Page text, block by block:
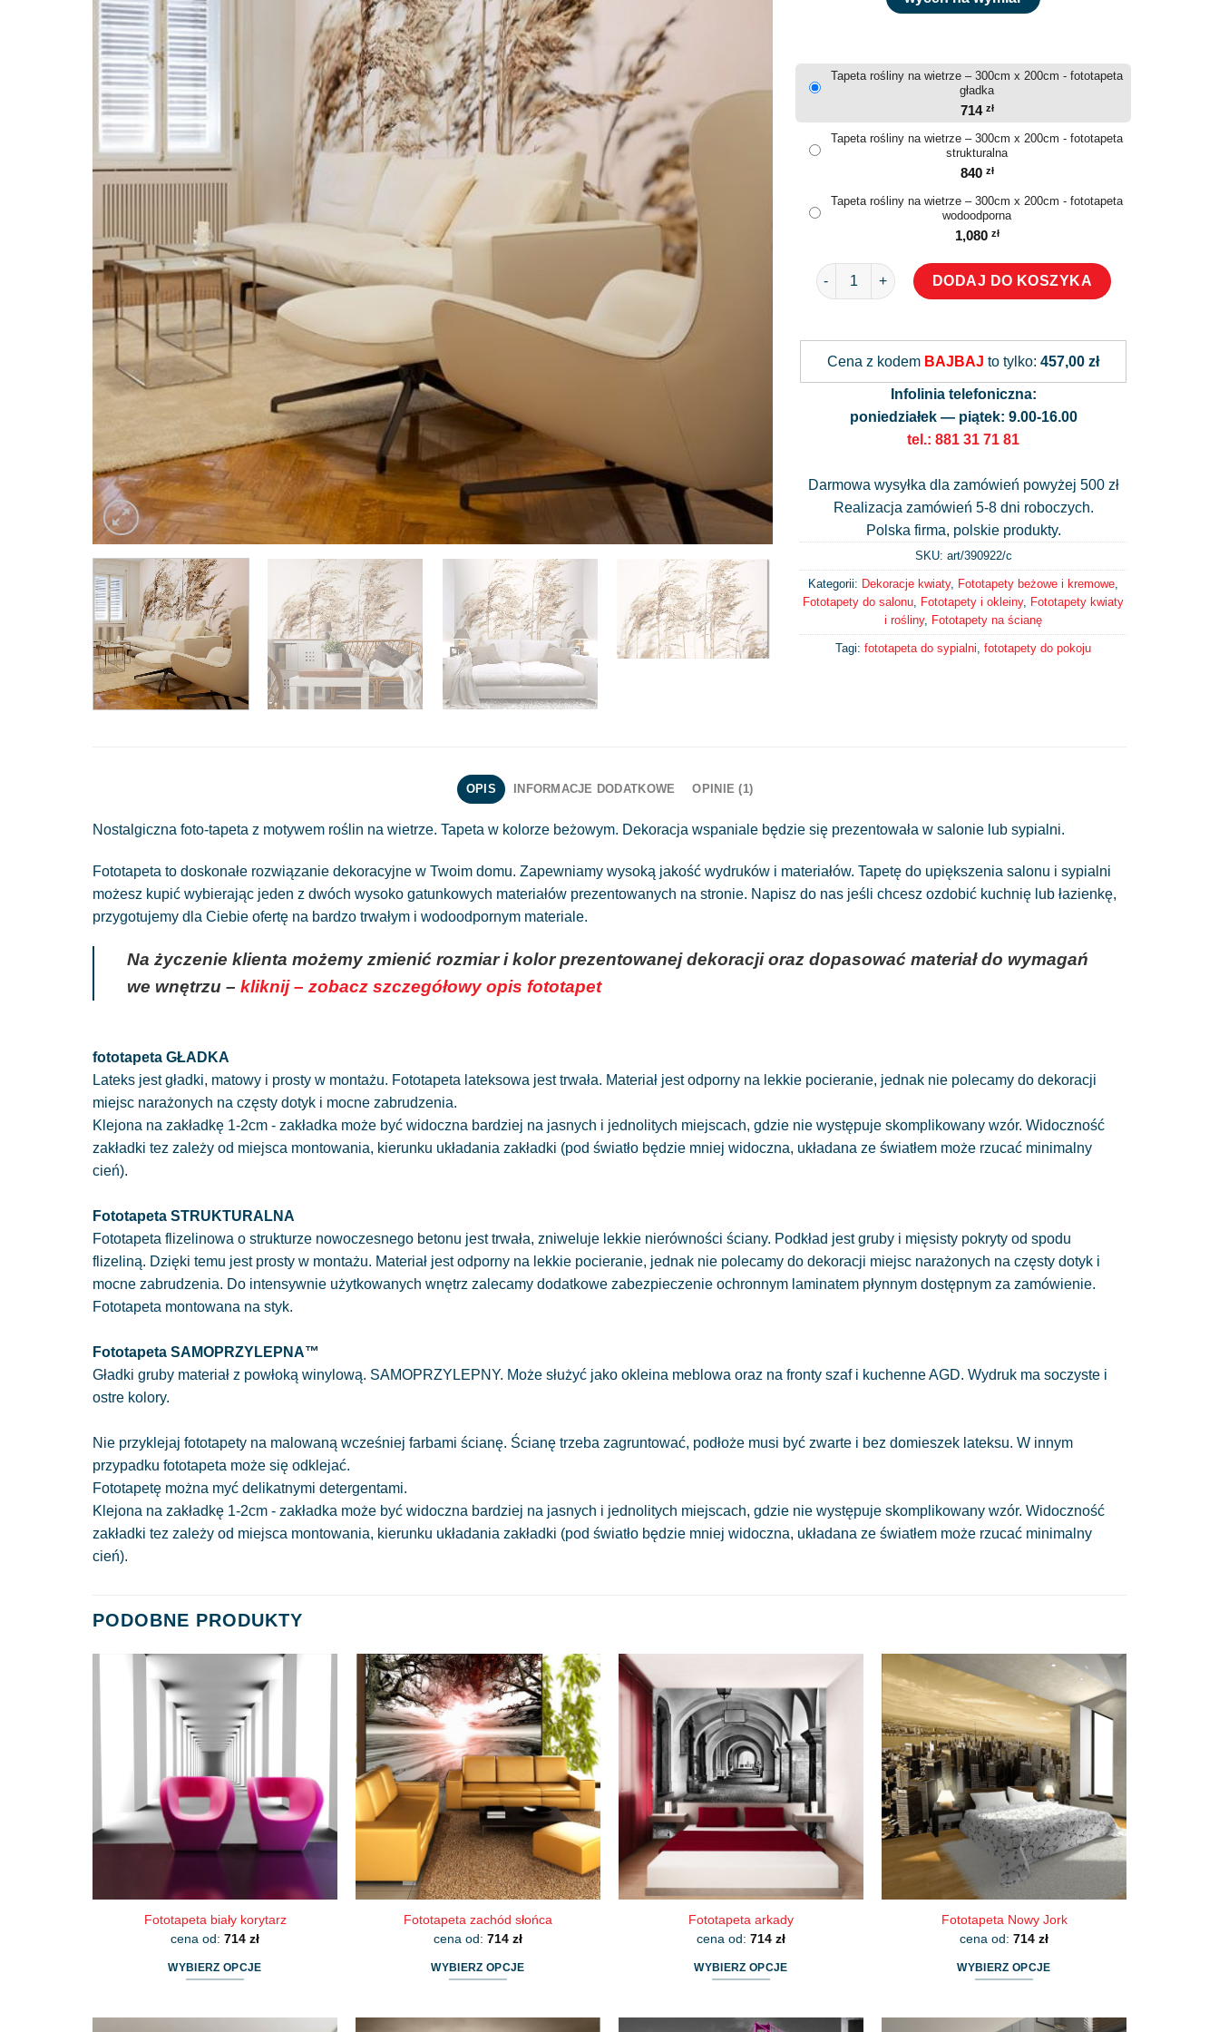
Tapeta rośliny na wietrze – 300cm x 200cm - fototapeta
gładka
714 zł
Tapeta rośliny na wietrze – 300cm x 200cm - fototapeta
strukturalna
840 zł
Tapeta rośliny na wietrze – 300cm x 200cm - fototapeta
wodoodporna
1,080 zł
ilość Tapeta rośliny na wietrze
DODAJ DO KOSZYKA
Cena z kodem BAJBAJ to tylko: 457,00 zł
Infolinia telefoniczna:
poniedziałek — piątek: 9.00-16.00
tel.: 881 31 71 81
Darmowa wysyłka dla zamówień powyżej 500 zł
Realizacja zamówień 5-8 dni roboczych.
Polska firma, polskie produkty.
SKU: art/390922/c
Kategorii: Dekoracje kwiaty, Fototapety beżowe i kremowe
Fototapety do salonu Fototapety i okleiny, Fototapety kwiaty
i rośliny, Fototapety na ścianę
Tagi: fototapeta do sypialni fototapety do pokoju
OPIS INFORMACJE DODATKOWE OPINIE (1)
Nostalgiczna foto-tapeta z motywem roślin na wietrze. Tapeta w kolorze beżowym. Dekoracja wspaniale będzie się prezentowała w salonie lub sypialni.
Fototapeta to doskonałe rozwiązanie dekoracyjne w Twoim domu. Zapewniamy wysoką jakość wydruków i materiałów. Tapetę do upiększenia salonu i sypialni
możesz kupić wybierając jeden z dwóch wysoko gatunkowych materiałów prezentowanych na stronie. Napisz do nas jeśli chcesz ozdobić kuchnię lub łazienkę,
przygotujemy dla Ciebie ofertę na bardzo trwałym i wodoodpornym materiale.
Na życzenie klienta możemy zmienić rozmiar i kolor prezentowanej dekoracji oraz dopasować materiał do wymagań
we wnętrzu – kliknij – zobacz szczegółowy opis fototapet
fototapeta GŁADKA
Lateks jest gładki, matowy i prosty w montażu. Fototapeta lateksowa jest trwała. Materiał jest odporny na lekkie pocieranie, jednak nie polecamy do dekoracji
miejsc narażonych na częsty dotyk i mocne zabrudzenia.
Klejona na zakładkę 1-2cm - zakładka może być widoczna bardziej na jasnych i jednolitych miejscach, gdzie nie występuje skomplikowany wzór. Widoczność
zakładki tez zależy od miejsca montowania, kierunku układania zakładki (pod światło będzie mniej widoczna, układana ze światłem może rzucać minimalny
cień).
Fototapeta STRUKTURALNA
Fototapeta flizelinowa o strukturze nowoczesnego betonu jest trwała, zniweluje lekkie nierówności ściany. Podkład jest gruby i mięsisty pokryty od spodu
flizeliną. Dzięki temu jest prosty w montażu. Materiał jest odporny na lekkie pocieranie, jednak nie polecamy do dekoracji miejsc narażonych na częsty dotyk i
mocne zabrudzenia. Do intensywnie użytkowanych wnętrz zalecamy dodatkowe zabezpieczenie ochronnym laminatem płynnym dostępnym za zamówienie.
Fototapeta montowana na styk.
Fototapeta SAMOPRZYLEPNA™
Gładki gruby materiał z powłoką winylową. SAMOPRZYLEPNY. Może służyć jako okleina meblowa oraz na fronty szaf i kuchenne AGD. Wydruk ma soczyste i
ostre kolory.
Nie przyklejaj fototapety na malowaną wcześniej farbami ścianę. Ścianę trzeba zagruntować, podłoże musi być zwarte i bez domieszek lateksu. W innym
przypadku fototapeta może się odklejać.
Fototapetę można myć delikatnymi detergentami.
Klejona na zakładkę 1-2cm - zakładka może być widoczna bardziej na jasnych i jednolitych miejscach, gdzie nie występuje skomplikowany wzór. Widoczność
zakładki tez zależy od miejsca montowania, kierunku układania zakładki (pod światło będzie mniej widoczna, układana ze światłem może rzucać minimalny
cień).
PODOBNE PRODUKTY
Fototapeta biały korytarz
cena od: 714 zł
WYBIERZ OPCJE
Fototapeta zachód słońca
cena od: 714 zł
WYBIERZ OPCJE
Fototapeta arkady
cena od: 714 zł
WYBIERZ OPCJE
Fototapeta Nowy Jork
cena od: 714 zł
WYBIERZ OPCJE